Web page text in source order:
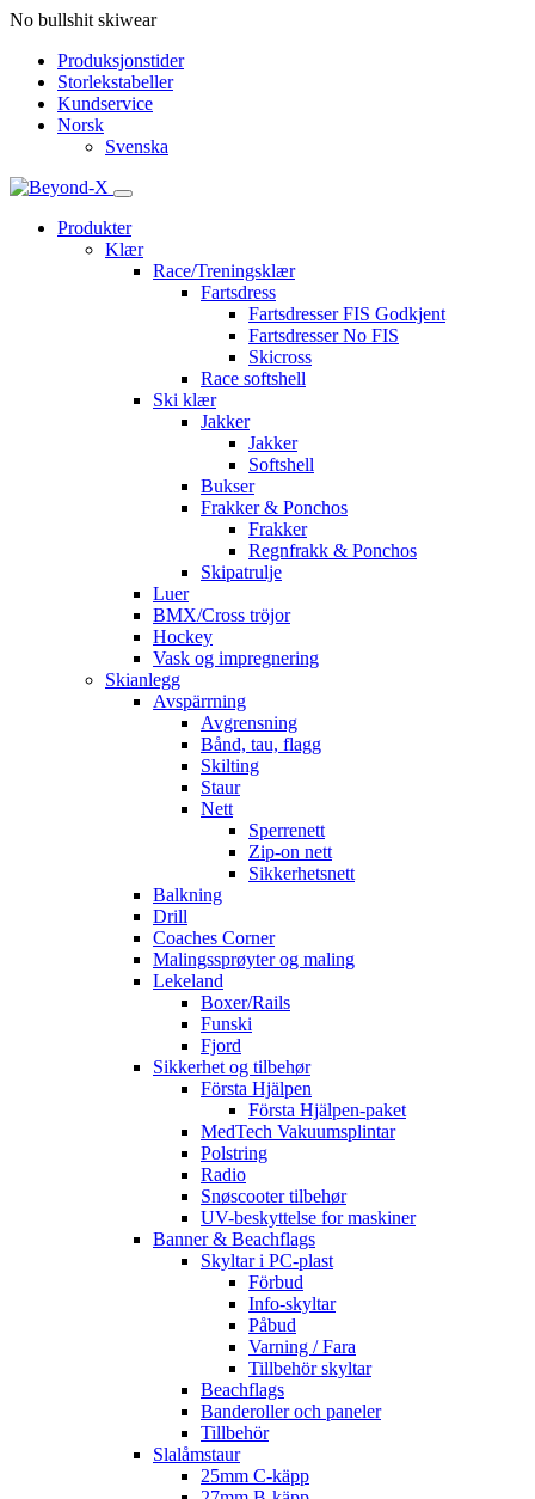
No bullshit skiwear
Produksjonstider
Storlekstabeller
Kundservice
Norsk
Svenska
Produkter
Klær
Race/Treningsklær
Fartsdress
Fartsdresser FIS Godkjent
Fartsdresser No FIS
Skicross
Race softshell
Ski klær
Jakker
Jakker
Softshell
Bukser
Frakker & Ponchos
Frakker
Regnfrakk & Ponchos
Skipatrulje
Luer
BMX/Cross tröjor
Hockey
Vask og impregnering
Skianlegg
Avspärrning
Avgrensning
Bånd, tau, flagg
Skilting
Staur
Nett
Sperrenett
Zip-on nett
Sikkerhetsnett
Balkning
Drill
Coaches Corner
Malingssprøyter og maling
Lekeland
Boxer/Rails
Funski
Fjord
Sikkerhet og tilbehør
Första Hjälpen
Första Hjälpen-paket
MedTech Vakuumsplintar
Polstring
Radio
Snøscooter tilbehør
UV-beskyttelse for maskiner
Banner & Beachflags
Skyltar i PC-plast
Förbud
Info-skyltar
Påbud
Varning / Fara
Tillbehör skyltar
Beachflags
Banderoller och paneler
Tillbehör
Slalåmstaur
25mm C-käpp